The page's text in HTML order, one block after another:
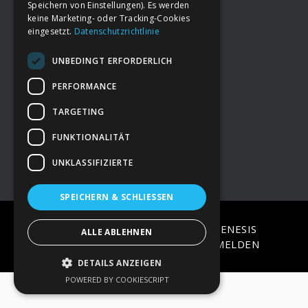
FooterDeine Spende
→ Impressum
→Kontakt zum PAO Team
COPYRIGHT © 2026 · ON
GENESIS
FRAMEWORK·WORDPRESS·ANMELDEN
Speichern von Einstellungen). Es werden
keine Marketing- oder Tracking-Cookies
eingesetzt. Datenschutzrichtlinie
UNBEDINGT ERFORDERLICH
PERFORMANCE
TARGETING
FUNKTIONALITÄT
UNKLASSIFIZIERTE
SPEICHERN & SCHLIESSEN
ALLE ABLEHNEN
DETAILS ANZEIGEN
POWERED BY COOKIESCRIPT